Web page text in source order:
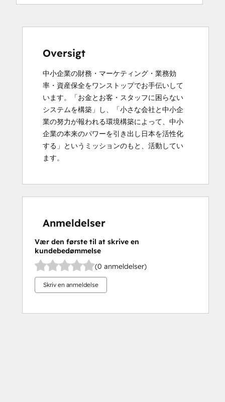
Oversigt
中小企業の財務・マーケティング・業務効
率・資産保全をワンストップでお手伝いして
います。「お金とお客・スタッフに困らない
システムを構築」し、「小さな会社と中小企
業の努力が報われる環境構築によって、中小
企業の本来のパワーを引き出し日本を活性化
する」というミッションのもと、活動してい
ます。
Anmeldelser
Vær den første til at skrive en
kundebedømmelse
(0 anmeldelser)
Skriv en anmeldelse